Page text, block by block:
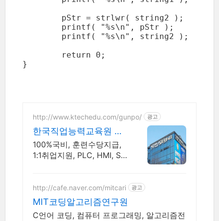
}
http://www.ktechedu.com/gunpo/ 광고
한국직업능력교육원 군
포캠퍼스
100%국비, 훈련수당지급,
1:1취업지원, PLC, HMI, SC
http://cafe.naver.com/mitcari 광고
MIT코딩알고리즘연구원
C언어 코딩, 컴퓨터 프로그래밍, 알고리즘전